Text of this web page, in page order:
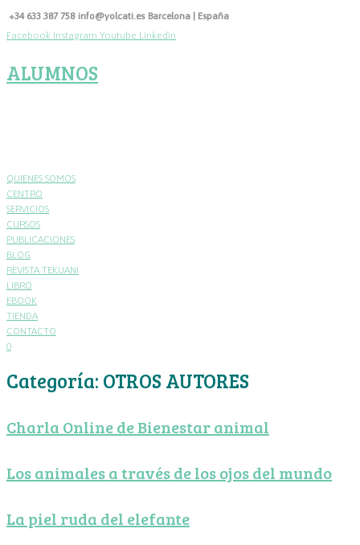
Skip
content
+34 633 387 758 info@yolcati.es Barcelona | España
Facebook Instagram Youtube Linkedin
ALUMNOS
QUIENES SOMOS
CENTRO
SERVICIOS
CURSOS
PUBLICACIONES
BLOG
REVISTA TEKUANI
LIBRO
EBOOK
TIENDA
CONTACTO
0
Categoría: OTROS AUTORES
Charla Online de Bienestar animal
Los animales a través de los ojos del mundo
La piel ruda del elefante